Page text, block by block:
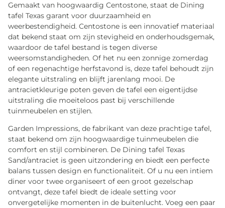
Gemaakt van hoogwaardig Centostone, staat de Dining
tafel Texas garant voor duurzaamheid en
weerbestendigheid. Centostone is een innovatief materiaal
dat bekend staat om zijn stevigheid en onderhoudsgemak,
waardoor de tafel bestand is tegen diverse
weersomstandigheden. Of het nu een zonnige zomerdag
of een regenachtige herfstavond is, deze tafel behoudt zijn
elegante uitstraling en blijft jarenlang mooi. De
antracietkleurige poten geven de tafel een eigentijdse
uitstraling die moeiteloos past bij verschillende
tuinmeubelen en stijlen.
Garden Impressions, de fabrikant van deze prachtige tafel,
staat bekend om zijn hoogwaardige tuinmeubelen die
comfort en stijl combineren. De Dining tafel Texas
Sand/antraciet is geen uitzondering en biedt een perfecte
balans tussen design en functionaliteit. Of u nu een intiem
diner voor twee organiseert of een groot gezelschap
ontvangt, deze tafel biedt de ideale setting voor
onvergetelijke momenten in de buitenlucht. Voeg een paar